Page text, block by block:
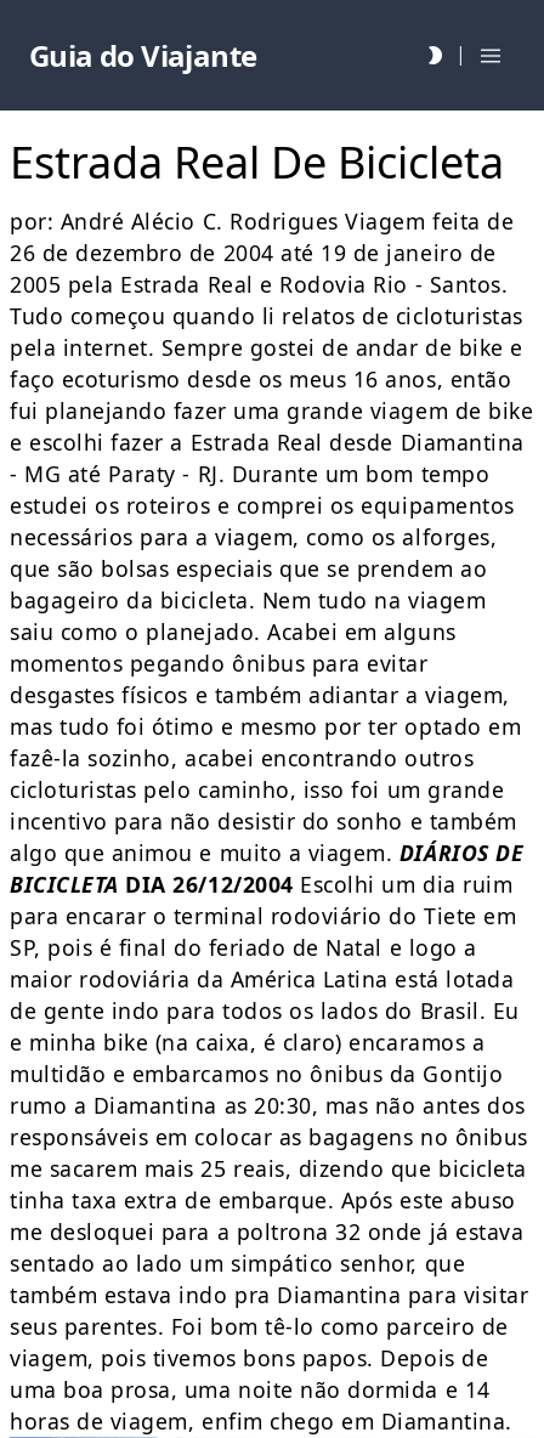
Guia do Viajante |
Estrada Real De Bicicleta
por: André Alécio C. Rodrigues Viagem feita de
26 de dezembro de 2004 até 19 de janeiro de
2005 pela Estrada Real e Rodovia Rio - Santos.
Tudo começou quando li relatos de cicloturistas
pela internet. Sempre gostei de andar de bike e
faço ecoturismo desde os meus 16 anos, então
fui planejando fazer uma grande viagem de bike
e escolhi fazer a Estrada Real desde Diamantina
- MG até Paraty - RJ. Durante um bom tempo
estudei os roteiros e comprei os equipamentos
necessários para a viagem, como os alforges,
que são bolsas especiais que se prendem ao
bagageiro da bicicleta. Nem tudo na viagem
saiu como o planejado. Acabei em alguns
momentos pegando ônibus para evitar
desgastes físicos e também adiantar a viagem,
mas tudo foi ótimo e mesmo por ter optado em
fazê-la sozinho, acabei encontrando outros
cicloturistas pelo caminho, isso foi um grande
incentivo para não desistir do sonho e também
algo que animou e muito a viagem. DIÁRIOS DE
BICICLETA DIA 26/12/2004 Escolhi um dia ruim
para encarar o terminal rodoviário do Tiete em
SP, pois é final do feriado de Natal e logo a
maior rodoviária da América Latina está lotada
de gente indo para todos os lados do Brasil. Eu
e minha bike (na caixa, é claro) encaramos a
multidão e embarcamos no ônibus da Gontijo
rumo a Diamantina as 20:30, mas não antes dos
responsáveis em colocar as bagagens no ônibus
me sacarem mais 25 reais, dizendo que bicicleta
tinha taxa extra de embarque. Após este abuso
me desloquei para a poltrona 32 onde já estava
sentado ao lado um simpático senhor, que
também estava indo pra Diamantina para visitar
seus parentes. Foi bom tê-lo como parceiro de
viagem, pois tivemos bons papos. Depois de
uma boa prosa, uma noite não dormida e 14
horas de viagem, enfim chego em Diamantina.